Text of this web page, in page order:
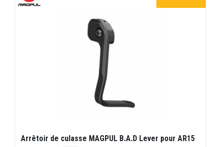
Arrêtoir de culasse MAGPUL B.A.D Lever pour AR15